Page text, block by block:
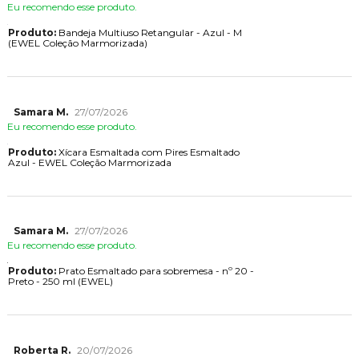
Eu recomendo esse produto.
Produto:Bandeja Multiuso Retangular - Azul - M
(EWEL Coleção Marmorizada)
Samara M. 27/07/2026
Eu recomendo esse produto.
Produto:Xícara Esmaltada com Pires Esmaltado
Azul - EWEL Coleção Marmorizada
Samara M. 27/07/2026
Eu recomendo esse produto.
Produto:Prato Esmaltado para sobremesa - nº 20 -
Preto - 250 ml (EWEL)
Roberta R. 20/07/2026